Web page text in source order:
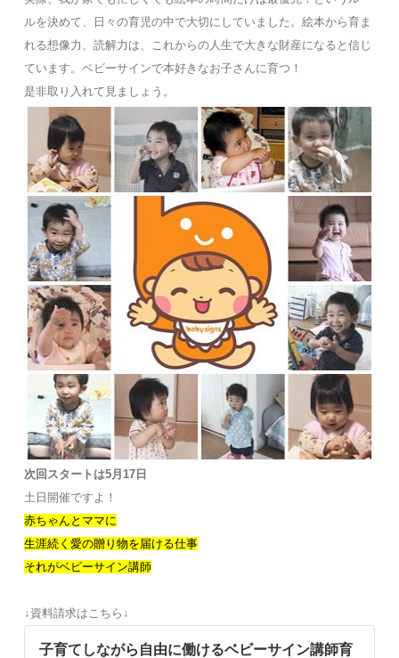
ルを決めて、日々の育児の中で大切にしていました。絵本から育ま
れる想像力、読解力は、これからの人生で大きな財産になると信じ
ています。ベビーサインで本好きなお子さんに育つ！
是非取り入れて見ましょう。
次回スタートは5月17日
土日開催ですよ！
赤ちゃんとママに
生涯続く愛の贈り物を届ける仕事
それがベビーサイン講師
↓資料請求はこちら↓
子育てしながら自由に働けるベビーサイン講師育